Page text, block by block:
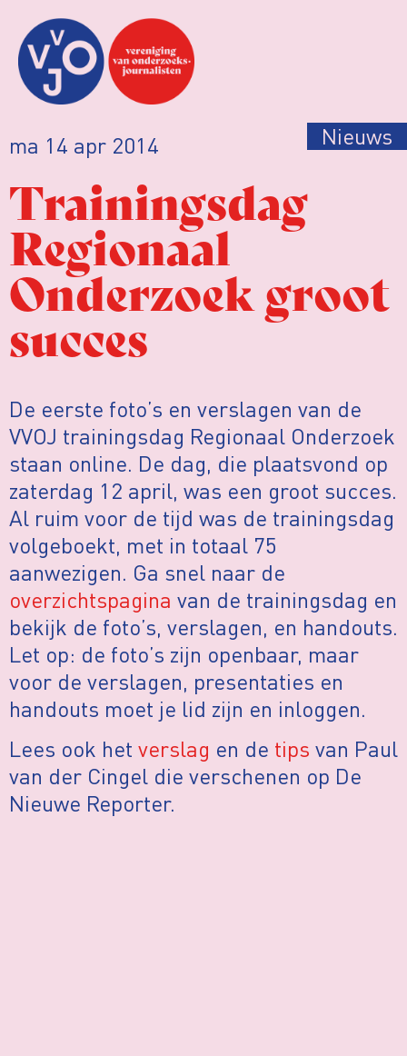
ma 14 apr 2014 Nieuws
Trainingsdag
Regionaal
Onderzoek groot
succes
De eerste foto’s en verslagen van de
VVOJ trainingsdag Regionaal Onderzoek
staan online. De dag, die plaatsvond op
zaterdag 12 april, was een groot succes.
Al ruim voor de tijd was de trainingsdag
volgeboekt, met in totaal 75
aanwezigen. Ga snel naar de
overzichtspagina van de trainingsdag en
bekijk de foto’s, verslagen, en handouts.
Let op: de foto’s zijn openbaar, maar
voor de verslagen, presentaties en
handouts moet je lid zijn en inloggen.
Lees ook het verslag en de tips van Paul
van der Cingel die verschenen op De
Nieuwe Reporter.